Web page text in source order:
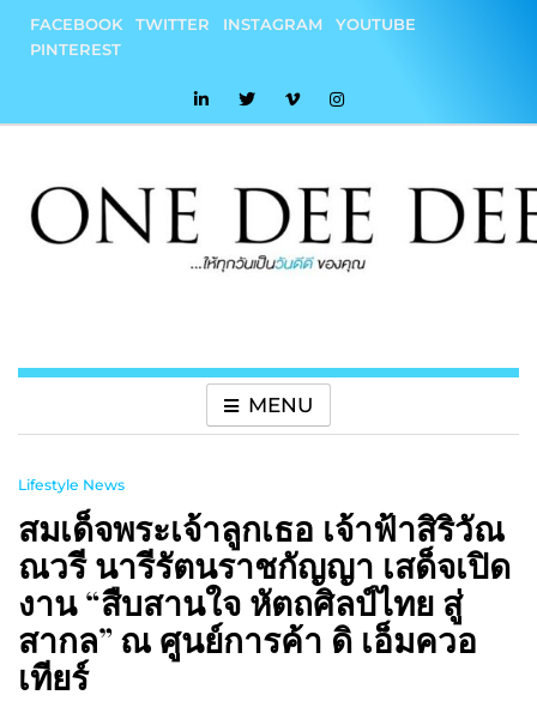
content
FACEBOOK TWITTER INSTAGRAM
YOUTUBE
PINTEREST
MENU
Lifestyle News
สมเด็จพระเจ้าลูกเธอ เจ้าฟ้าสิริวัณ
ณวรี นารีรัตนราชกัญญา เสด็จเปิด
งาน “สืบสานใจ หัตถศิลป์ไทย สู่
สากล” ณ ศูนย์การค้า ดิ เอ็มควอ
เทียร์